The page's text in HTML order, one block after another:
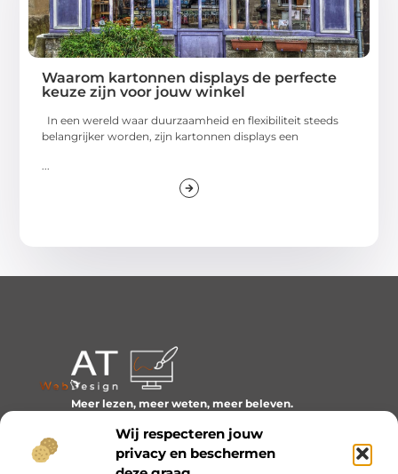
Wij respecteren jouw
privacy en beschermen
Waarom kartonnen displays de perfecte
keuze zijn voor jouw winkel
In een wereld waar duurzaamheid en flexibiliteit steeds
belangrijker worden, zijn kartonnen displays een
Meer lezen, meer weten, meer beleven.
het dagelijks leven boeiend maakt.